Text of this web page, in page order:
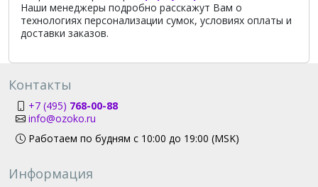
Наши менеджеры подробно расскажут Вам о
технологиях персонализации сумок, условиях оплаты и
доставки заказов.
Контакты
+7 (495) 768-00-88
info@ozoko.ru
Работаем по будням с 10:00 до 19:00 (MSK)
Информация